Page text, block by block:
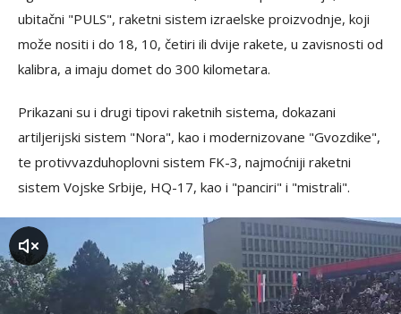
ubitačni "PULS", raketni sistem izraelske proizvodnje, koji
može nositi i do 18, 10, četiri ili dvije rakete, u zavisnosti od
kalibra, a imaju domet do 300 kilometara.
Prikazani su i drugi tipovi raketnih sistema, dokazani
artiljerijski sistem "Nora", kao i modernizovane "Gvozdike",
te protivvazduhoplovni sistem FK-3, najmoćniji raketni
sistem Vojske Srbije, HQ-17, kao i "panciri" i "mistrali".